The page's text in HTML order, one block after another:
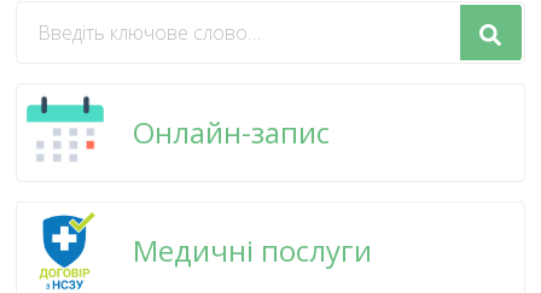
щось?
Онлайн-запис
Медичні послуги